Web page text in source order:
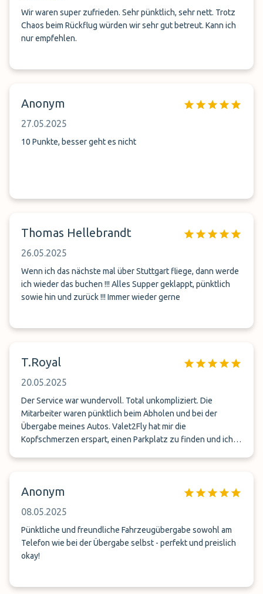
Wir waren super zufrieden. Sehr pünktlich, sehr nett. Trotz
Chaos beim Rückflug würden wir sehr gut betreut. Kann ich
nur empfehlen.
Anonym
27.05.2025
10 Punkte, besser geht es nicht
Thomas Hellebrandt
26.05.2025
Wenn ich das nächste mal über Stuttgart fliege, dann werde
ich wieder das buchen !!! Alles Supper geklappt, pünktlich
sowie hin und zurück !!! Immer wieder gerne
T.Royal
20.05.2025
Der Service war wundervoll. Total unkompliziert. Die
Mitarbeiter waren pünktlich beim Abholen und bei der
Übergabe meines Autos. Valet2Fly hat mir die
Kopfschmerzen erspart, einen Parkplatz zu finden und ich
Anonym
08.05.2025
Pünktliche und freundliche Fahrzeugübergabe sowohl am
Telefon wie bei der Übergabe selbst - perfekt und preislich
okay!